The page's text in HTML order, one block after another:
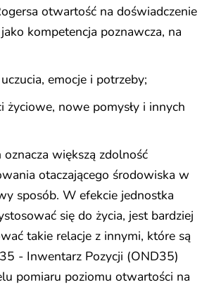
otwartość na doświadczenie
kompetencja poznawcza, na
emocje i potrzeby;
nowe pomysły i innych
większą zdolność
otaczającego środowiska w
sposób. W efekcie jednostka
się do życia, jest bardziej
takie relacje z innymi, które są
- Inwentarz Pozycji (OND35)
pomiaru poziomu otwartości na